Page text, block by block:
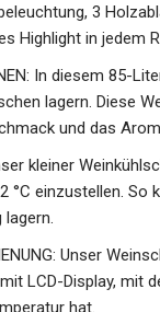
3
Highlight in jedem
In diesem 85-
lagern. Diese
und das
kleiner
°C einzustellen.
lagern.
Unser
LCD-Display, mit
hat.